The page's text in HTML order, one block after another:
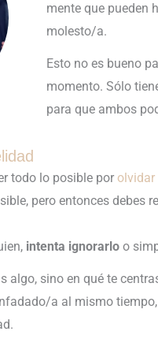
mente que pueden
molesto/a.
Esto no es bueno
momento. Sólo
para que ambos
todo lo posible por olvidar
pero entonces debes
intenta ignorarloo
algo, sino en qué te
a al mismo